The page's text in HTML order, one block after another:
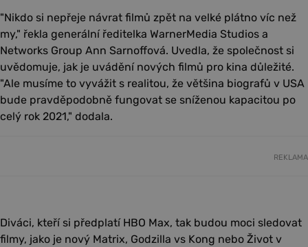
"Nikdo si nepřeje návrat filmů zpět na velké plátno víc než
my," řekla generální ředitelka WarnerMedia Studios a
Networks Group Ann Sarnoffová. Uvedla, že společnost si
uvědomuje, jak je uvádění nových filmů pro kina důležité.
"Ale musíme to vyvážit s realitou, že většina biografů v USA
bude pravděpodobně fungovat se sníženou kapacitou po
celý rok 2021," dodala.
REKLAMA
Diváci, kteří si předplatí HBO Max, tak budou moci sledovat
filmy, jako je nový Matrix, Godzilla vs Kong nebo Život v